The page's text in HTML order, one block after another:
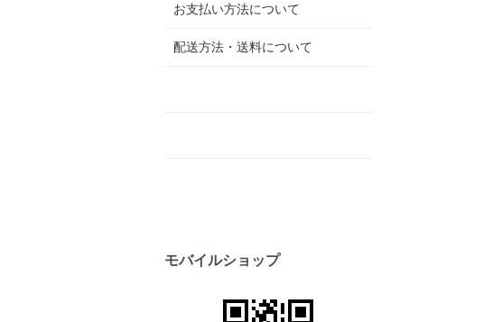
お支払い方法について
配送方法・送料について
モバイルショップ